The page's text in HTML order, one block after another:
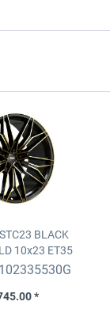
BLACK
10x23 ET35
84.1 fix
*